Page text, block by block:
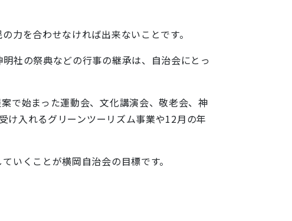
力を合わせなければ出来ないことです。
社の祭典などの行事の継承は、自治会にとっ
で始まった運動会、文化講演会、敬老会、神
け入れるグリーンツーリズム事業や12月の年
いくことが横岡自治会の目標です。